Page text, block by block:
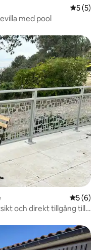
5 av 5 i
5 (5)
med pool
5 av 5 i
5 (6)
och direkt tillgång till